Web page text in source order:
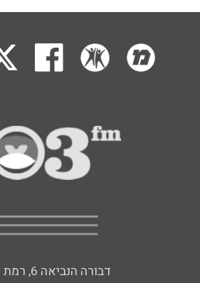
דבורה הנביאה 6, רמת השרון